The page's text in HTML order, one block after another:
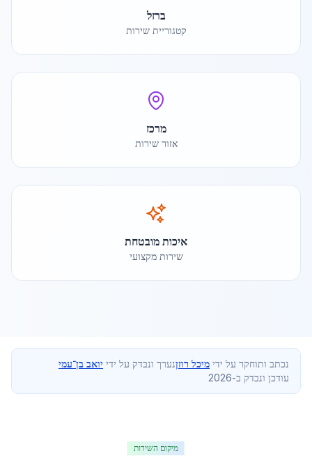
ברזל
קטגוריית שירות
מרכז
אזור שירות
איכות מובטחת
שירות מקצועי
נכתב ותוחקר על ידי מיכל רוזןנערך ונבדק על ידי יואב בן־עמי
עודכן ונבדק ב-2026
מיקום השירות